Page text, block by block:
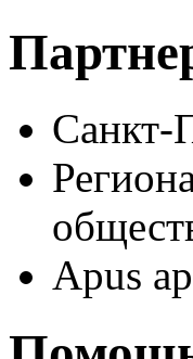
Санкт-
Apus